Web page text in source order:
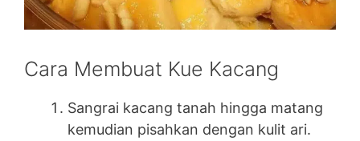
Cara Membuat Kue Kacang
Sangrai kacang tanah hingga matang
kemudian pisahkan dengan kulit ari.